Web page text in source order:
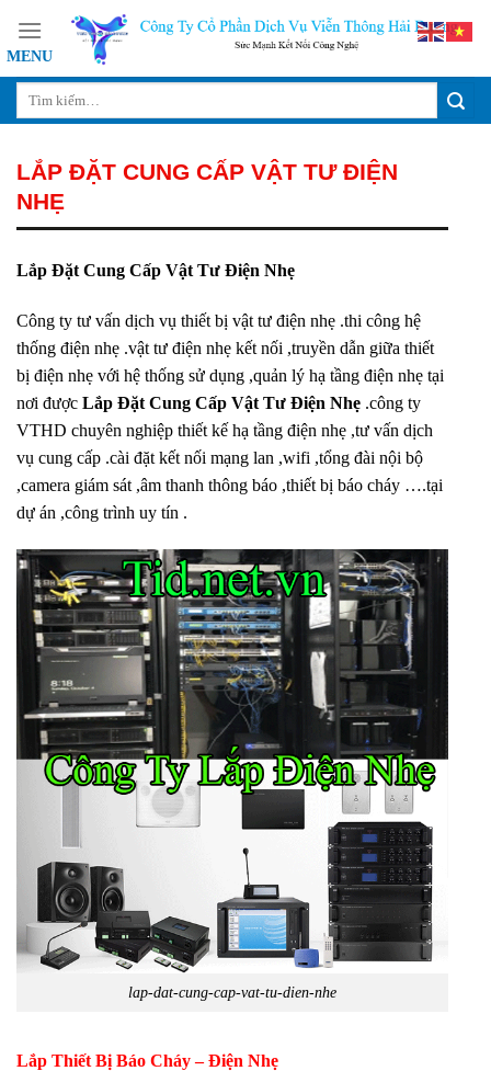
content
LẮP ĐẶT CUNG CẤP VẬT TƯ ĐIỆN
NHẸ
Lắp Đặt Cung Cấp Vật Tư Điện Nhẹ
Công ty tư vấn dịch vụ thiết bị vật tư điện nhẹ .thi công hệ
thống điện nhẹ .vật tư điện nhẹ kết nối ,truyền dẫn giữa thiết
bị điện nhẹ với hệ thống sử dụng ,quản lý hạ tầng điện nhẹ tại
nơi được Lắp Đặt Cung Cấp Vật Tư Điện Nhẹ .công ty
VTHD chuyên nghiệp thiết kế hạ tầng điện nhẹ ,tư vấn dịch
vụ cung cấp .cài đặt kết nối mạng lan ,wifi ,tổng đài nội bộ
,camera giám sát ,âm thanh thông báo ,thiết bị báo cháy ….tại
dự án ,công trình uy tín .
lap-dat-cung-cap-vat-tu-dien-nhe
Lắp Thiết Bị Báo Cháy – Điện Nhẹ